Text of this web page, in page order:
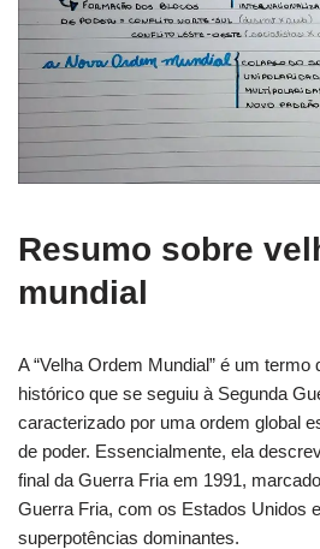
Resumo sobre
mundial
A “Velha Ordem Mundial” é um
histórico que se seguiu à Segunda
caracterizado por uma ordem global
de poder. Essencialmente, ela
final da Guerra Fria em 1991,
Guerra Fria, com os Estados Unidos
superpotências dominantes.